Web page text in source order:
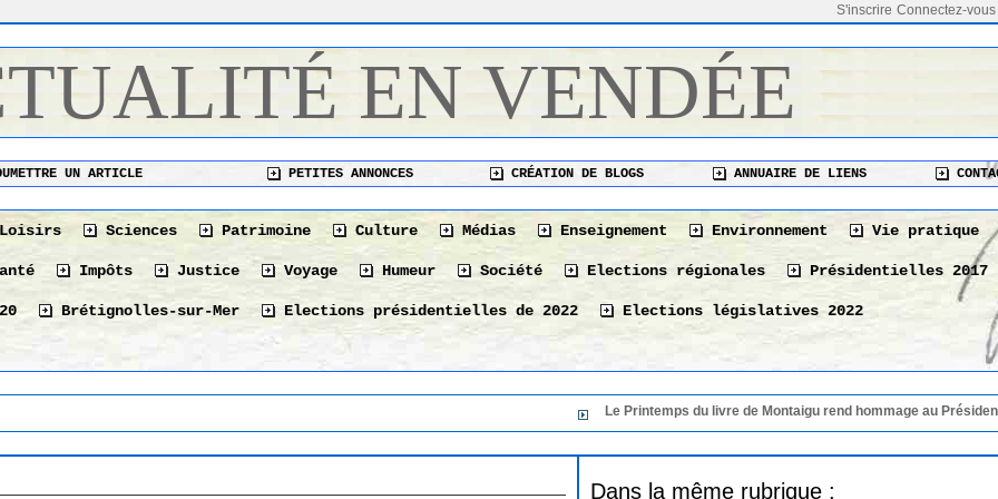
Connectez-vous
S'inscrire
EN VENDÉE
UN ARTICLE PETITES ANNONCES CRÉATION DE BLOGS ANNUAIRE DE LIENS
Sciences Patrimoine Culture Médias Enseignement Environnement Vie pratique
Impôts Justice Voyage Humeur Société Elections régionales Présidentielles 2017
Brétignolles-sur-Mer Elections présidentielles de 2022 Elections législatives 2022
Le Printemps du livre de Montaigu rend hommage au Président de
Dans la même rubrique :